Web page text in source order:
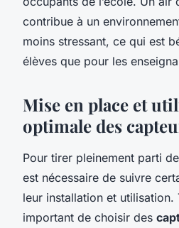
contribue à un
moins stressant, ce qui est
élèves que pour les
Mise en place et
optimale des
Pour tirer pleinement parti
est nécessaire de suivre
leur installation et utilisation.
important de choisir des